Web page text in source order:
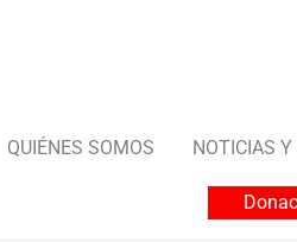
QUIÉNES SOMOS NOTICIAS Y